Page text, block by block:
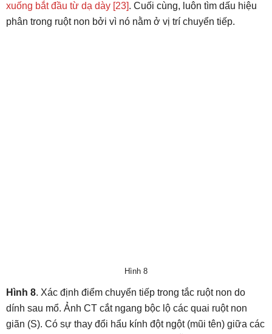
xuống bắt đầu từ dạ dày [23]. Cuối cùng, luôn tìm dấu hiệu
phân trong ruột non bởi vì nó nằm ở vị trí chuyển tiếp.
Hình 8
Hình 8. Xác định điểm chuyển tiếp trong tắc ruột non do
dính sau mổ. Ảnh CT cắt ngang bộc lộ các quai ruột non
giãn (S). Có sự thay đổi hẩu kính đột ngột (mũi tên) giữa các